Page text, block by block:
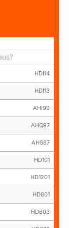
HDI14
HDI13
AHI99
AHQ97
AHS67
HD101
HD1201
HD601
HD603